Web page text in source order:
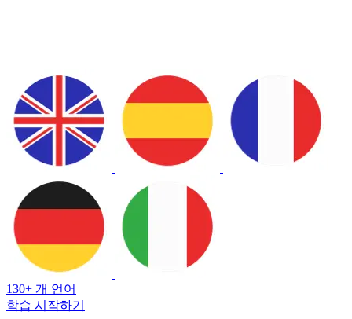
130+ 개 언어
학습 시작하기